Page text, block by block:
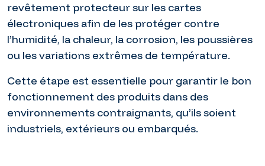
revêtement protecteur sur les cartes
électroniques afin de les protéger contre
l’humidité, la chaleur, la corrosion, les poussières
ou les variations extrêmes de température.
Cette étape est essentielle pour garantir le bon
fonctionnement des produits dans des
environnements contraignants, qu’ils soient
industriels, extérieurs ou embarqués.